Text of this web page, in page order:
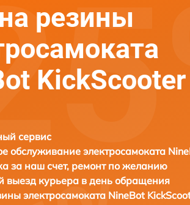
резины
KickScooter
сервис
обслуживание электросамоката
за наш счет, ремонт по желанию
выезд курьера в день обращения
электросамоката NineBot